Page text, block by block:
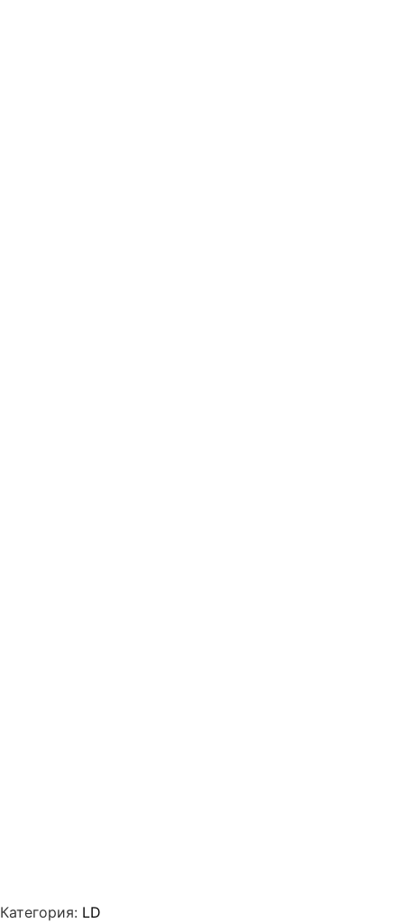
Категория: LD